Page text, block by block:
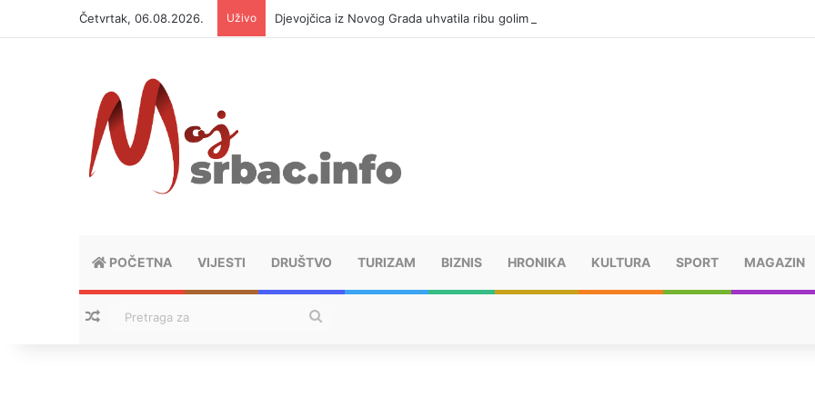
Četvrtak, 06.08.2026. Uživo Djevojčica iz Novog Grada uhvatila ribu golim rukama
POČETNA VIJESTI DRUŠTVO TURIZAM BIZNIS HRONIKA KULTURA SPORT MAGAZIN
Nasumični tekstovi